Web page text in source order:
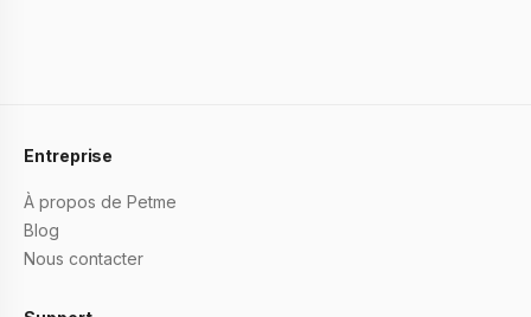
Entreprise
À propos de Petme
Blog
Nous contacter